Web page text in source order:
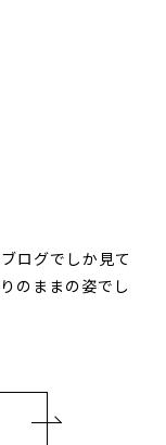
ログでしか見て
のままの姿でし